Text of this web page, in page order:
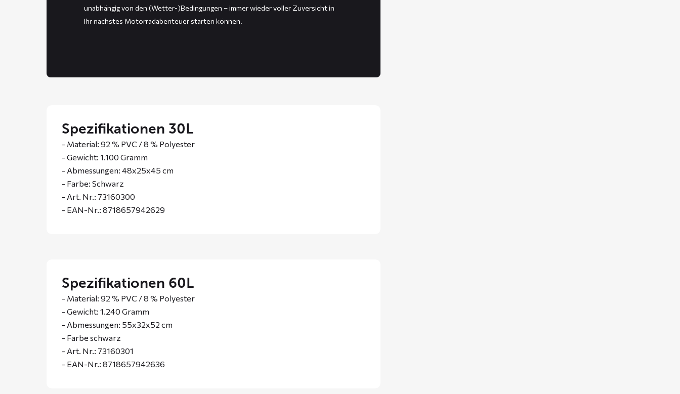
unabhängig von den (Wetter-)Bedingungen – immer wieder voller Zuversicht in
Ihr nächstes Motorradabenteuer starten können.
Spezifikationen 30L
- Material: 92 % PVC / 8 % Polyester
- Gewicht: 1.100 Gramm
- Abmessungen: 48x25x45 cm
- Farbe: Schwarz
- Art. Nr.: 73160300
- EAN-Nr.: 8718657942629
Spezifikationen 60L
- Material: 92 % PVC / 8 % Polyester
- Gewicht: 1.240 Gramm
- Abmessungen: 55x32x52 cm
- Farbe schwarz
- Art. Nr.: 73160301
- EAN-Nr.: 8718657942636